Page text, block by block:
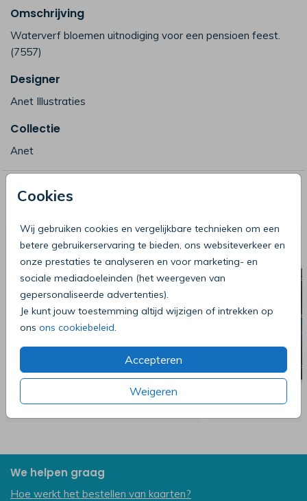
Cookies
Wij gebruiken cookies en vergelijkbare technieken om een
betere gebruikerservaring te bieden, ons websiteverkeer en
onze prestaties te analyseren en voor marketing- en
sociale mediadoeleinden (het weergeven van
gepersonaliseerde advertenties).
Je kunt jouw toestemming altijd wijzigen of intrekken op
ons ons cookiebeleid
Accepteren
Weigeren
Omschrijving
Waterverf bloemen uitnodiging voor een pensioen feest.
(7557)
Designer
Anet Illustraties
Collectie
Anet
Deze producten zijn wellicht ook iets
We helpen graag
Hoe werkt het bestellen van kaarten?